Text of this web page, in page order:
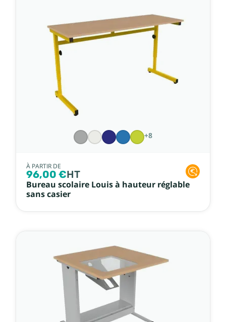
+8
À PARTIR DE
96,00 €HT
Bureau scolaire Louis à hauteur réglable
sans casier